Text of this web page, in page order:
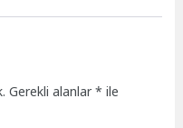
Gerekli alanlar* ile